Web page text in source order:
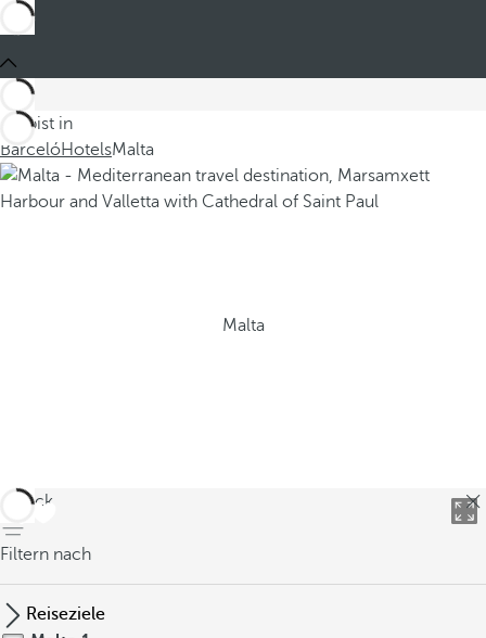
Du bist in
BarcelóHotelsMalta
Malta
zurück
Filtern nach
Reiseziele